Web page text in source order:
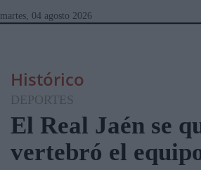
martes, 04 agosto 2026
Módulos Portada Jaén Provincia
Histórico
DEPORTES
El Real Jaén se
vertebró el